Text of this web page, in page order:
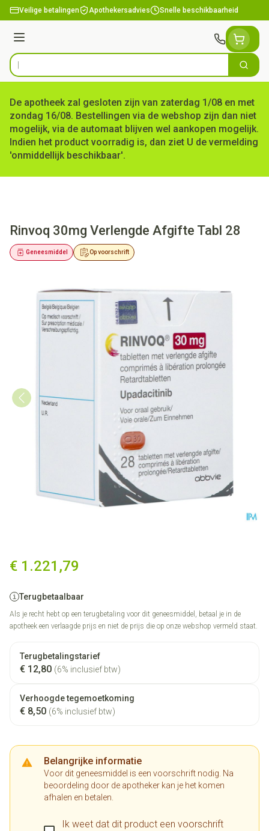
Ga naar de inhoud
Veilige betalingen Apothekersadvies Snelle beschikbaarheid
Menu
Product, merk, categorie... Zoek
De apotheek zal gesloten zijn van zaterdag 1/08 en met
zondag 16/08. Bestellingen via de webshop zijn dan niet
mogelijk, via de automaat blijven wel aankopen mogelijk.
Indien het product voorradig is, dan ziet U de vermelding
'onmiddellijk beschikbaar'.
Rinvoq 30mg Verlengde Afgifte Tabl 28
Op voorschrift
Geneesmiddel
€ 1.221,79
Terugbetaalbaar
Als je recht hebt op een terugbetaling voor dit geneesmiddel, betaal je in de
apotheek een verlaagde prijs en niet de prijs die op onze webshop vermeld staat.
Terugbetalingstarief
€ 12,80 (6% inclusief btw)
Verhoogde tegemoetkoming
€ 8,50 (6% inclusief btw)
Belangrijke informatie
Voor dit geneesmiddel is een voorschrift nodig. Na
beoordeling door de apotheker kan je het komen
afhalen en betalen.
Ik weet dat dit product een voorschrift